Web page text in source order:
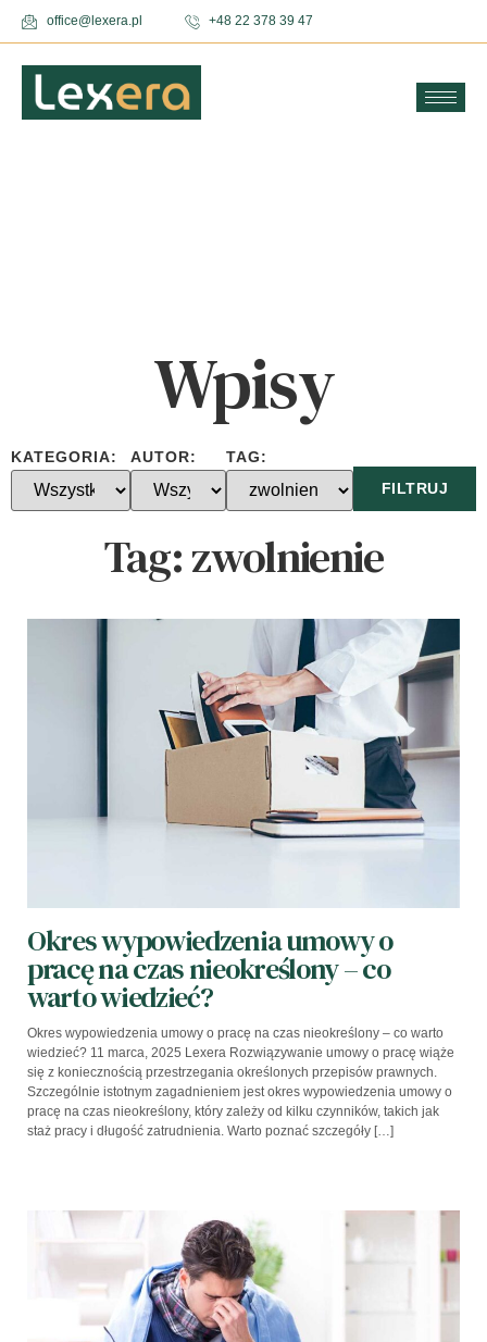
office@lexera.pl +48 22 378 39 47
Wpisy
KATEGORIA: AUTOR:
TAG:
FILTRUJ
Tag:zwolnienie
Okres wypowiedzenia umowy o
pracę na czas nieokreślony – co
warto wiedzieć?
Okres wypowiedzenia umowy o pracę na czas nieokreślony – co warto
wiedzieć? 11 marca, 2025 Lexera Rozwiązywanie umowy o pracę wiąże
się z koniecznością przestrzegania określonych przepisów prawnych.
Szczególnie istotnym zagadnieniem jest okres wypowiedzenia umowy o
pracę na czas nieokreślony, który zależy od kilku czynników, takich jak
staż pracy i długość zatrudnienia. Warto poznać szczegóły […]